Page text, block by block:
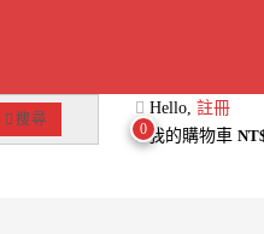
搜尋
Hello, 註冊
0我的購物車